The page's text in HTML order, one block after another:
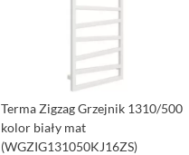
Terma Zigzag Grzejnik 1310/500
kolor biały mat
(WGZIG131050KJ16ZS)